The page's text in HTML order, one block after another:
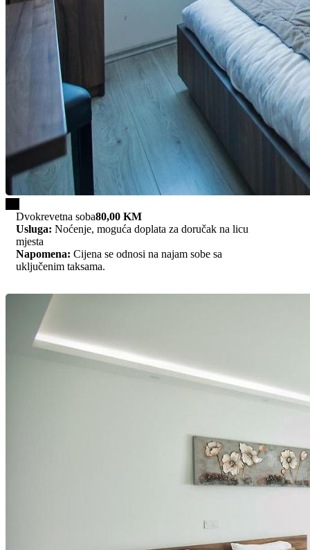
Dvokrevetna soba80,00 KM
Usluga: Noćenje, moguća doplata za doručak na licu
mjesta
Napomena: Cijena se odnosi na najam sobe sa
uključenim taksama.